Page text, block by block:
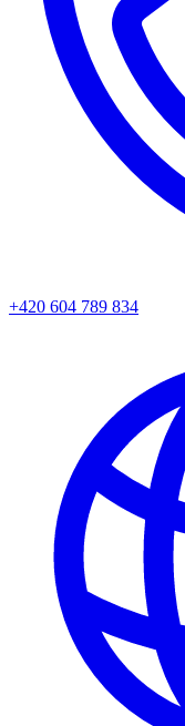
+420 604 789 834